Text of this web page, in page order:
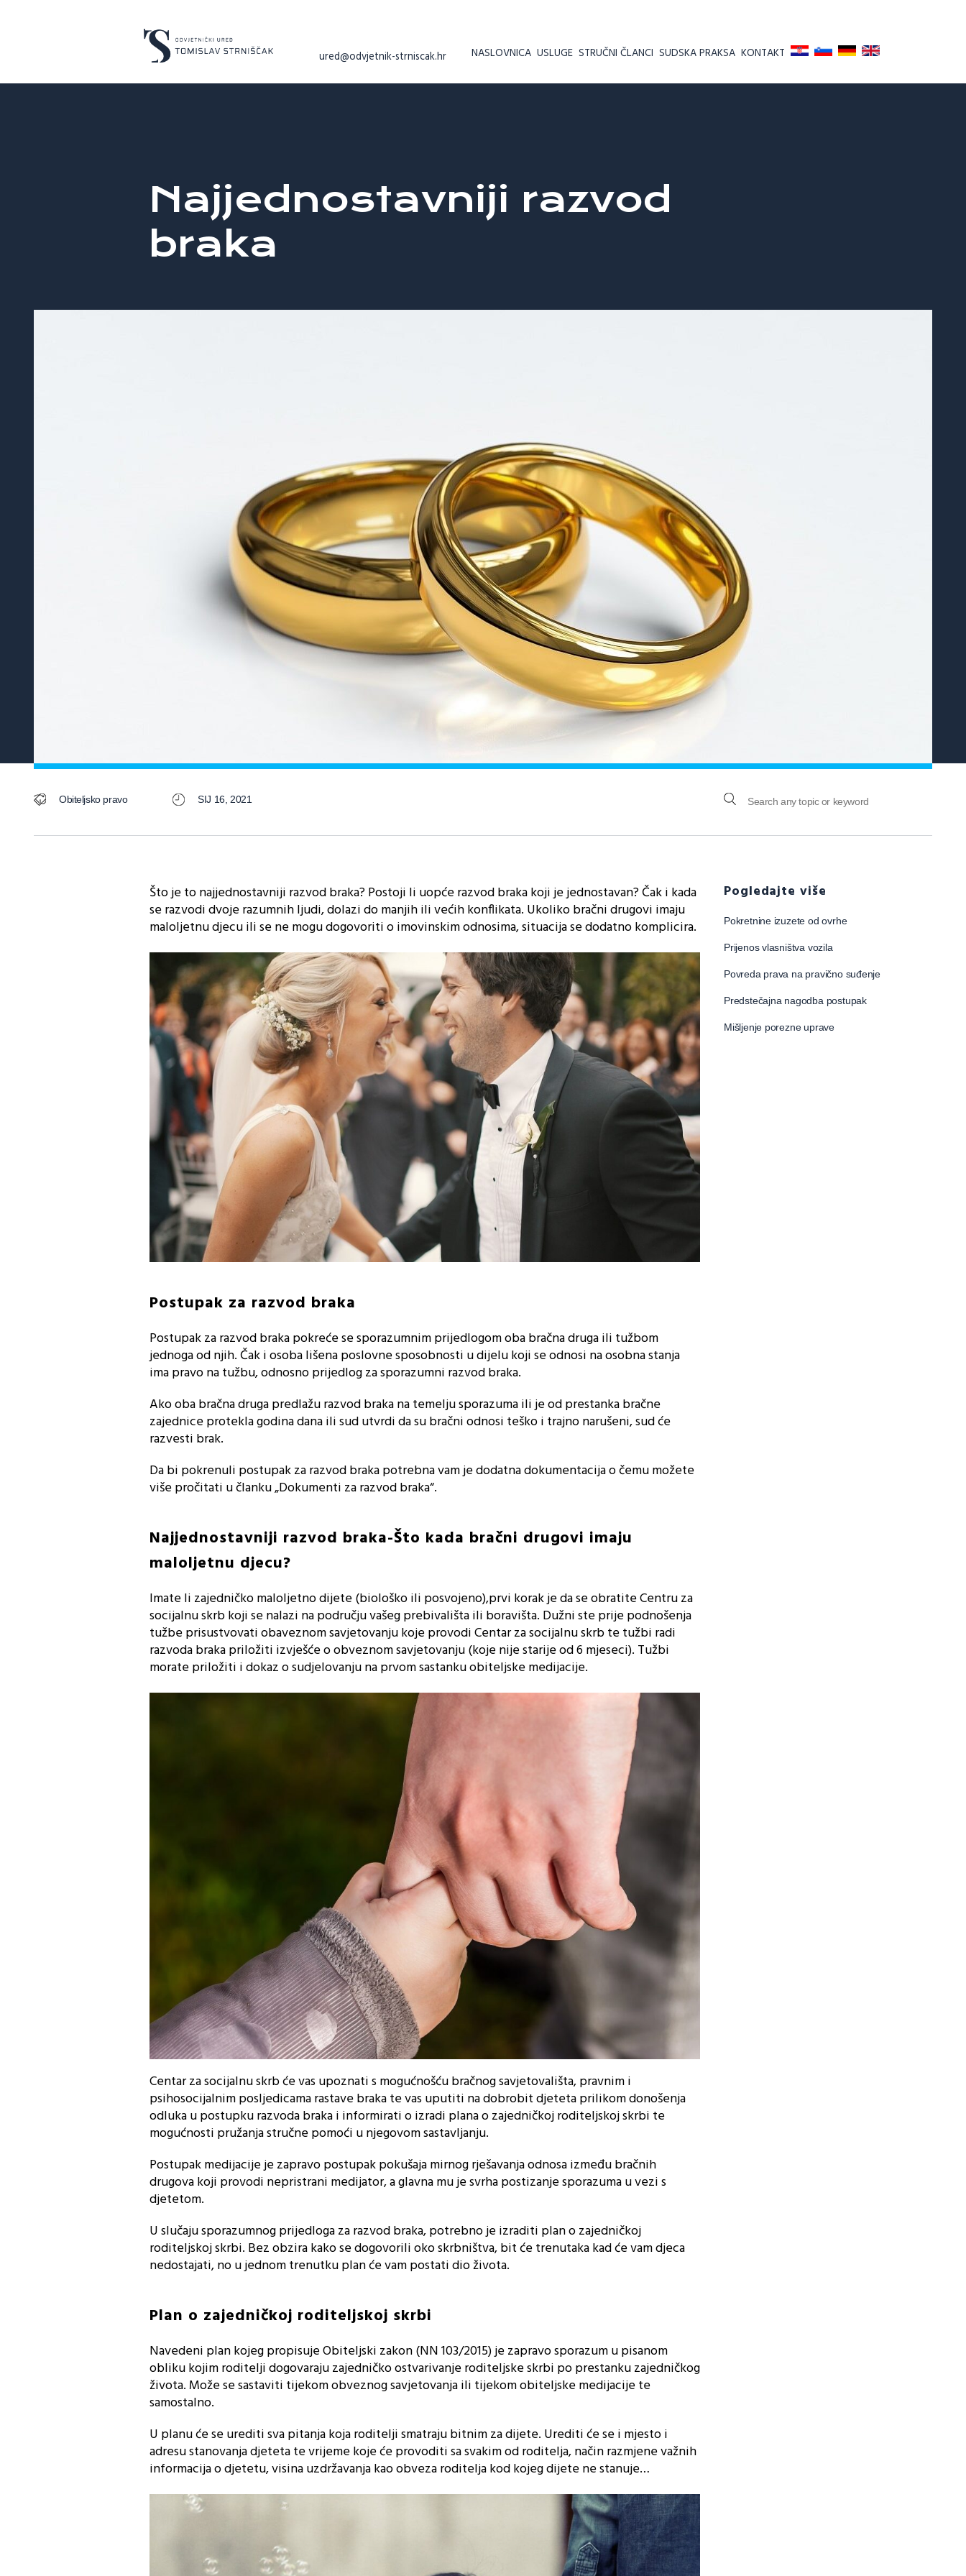
NASLOVNICA USLUGE STRUČNI ČLANCI SUDSKA PRAKSA KONTAKT
ured@odvjetnik-strniscak.hr
Najjednostavniji razvod
braka
Obiteljsko pravo SIJ 16, 2021
Što je to najjednostavniji razvod braka? Postoji li uopće razvod braka koji je jednostavan? Čak i kada
se razvodi dvoje razumnih ljudi, dolazi do manjih ili većih konflikata. Ukoliko bračni drugovi imaju
maloljetnu djecu ili se ne mogu dogovoriti o imovinskim odnosima, situacija se dodatno komplicira.
Postupak za razvod braka
Postupak za razvod braka pokreće se sporazumnim prijedlogom oba bračna druga ili tužbom
jednoga od njih. Čak i osoba lišena poslovne sposobnosti u dijelu koji se odnosi na osobna stanja
ima pravo na tužbu, odnosno prijedlog za sporazumni razvod braka.
Ako oba bračna druga predlažu razvod braka na temelju sporazuma ili je od prestanka bračne
zajednice protekla godina dana ili sud utvrdi da su bračni odnosi teško i trajno narušeni, sud će
razvesti brak.
Da bi pokrenuli postupak za razvod braka potrebna vam je dodatna dokumentacija o čemu možete
više pročitati u članku „Dokumenti za razvod braka“.
Najjednostavniji razvod braka-Što kada bračni drugovi imaju
maloljetnu djecu?
Imate li zajedničko maloljetno dijete (biološko ili posvojeno),prvi korak je da se obratite Centru za
socijalnu skrb koji se nalazi na području vašeg prebivališta ili boravišta. Dužni ste prije podnošenja
tužbe prisustvovati obaveznom savjetovanju koje provodi Centar za socijalnu skrb te tužbi radi
razvoda braka priložiti izvješće o obveznom savjetovanju (koje nije starije od 6 mjeseci). Tužbi
morate priložiti i dokaz o sudjelovanju na prvom sastanku obiteljske medijacije.
Centar za socijalnu skrb će vas upoznati s mogućnošću bračnog savjetovališta, pravnim i
psihosocijalnim posljedicama rastave braka te vas uputiti na dobrobit djeteta prilikom donošenja
odluka u postupku razvoda braka i informirati o izradi plana o zajedničkoj roditeljskoj skrbi te
mogućnosti pružanja stručne pomoći u njegovom sastavljanju.
Postupak medijacije je zapravo postupak pokušaja mirnog rješavanja odnosa između bračnih
drugova koji provodi nepristrani medijator, a glavna mu je svrha postizanje sporazuma u vezi s
djetetom.
U slučaju sporazumnog prijedloga za razvod braka, potrebno je izraditi plan o zajedničkoj
roditeljskoj skrbi. Bez obzira kako se dogovorili oko skrbništva, bit će trenutaka kad će vam djeca
nedostajati, no u jednom trenutku plan će vam postati dio života.
Plan o zajedničkoj roditeljskoj skrbi
Navedeni plan kojeg propisuje Obiteljski zakon (NN 103/2015) je zapravo sporazum u pisanom
obliku kojim roditelji dogovaraju zajedničko ostvarivanje roditeljske skrbi po prestanku zajedničkog
života. Može se sastaviti tijekom obveznog savjetovanja ili tijekom obiteljske medijacije te
samostalno.
U planu će se urediti sva pitanja koja roditelji smatraju bitnim za dijete. Urediti će se i mjesto i
adresu stanovanja djeteta te vrijeme koje će provoditi sa svakim od roditelja, način razmjene važnih
informacija o djetetu, visina uzdržavanja kao obveza roditelja kod kojeg dijete ne stanuje…
Pogledajte više
Pokretnine izuzete od ovrhe
Prijenos vlasništva vozila
Povreda prava na pravično suđenje
Predstečajna nagodba postupak
Mišljenje porezne uprave